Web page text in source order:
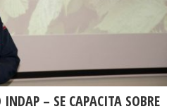
– SE CAPACITA SOBRE